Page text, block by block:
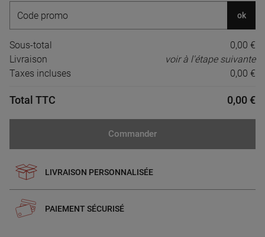
ok
Sous-total
0,00 €
Livraison
voir à l'étape suivante
Taxes incluses
0,00 €
Total TTC 0,00 €
Commander
LIVRAISON PERSONNALISÉE
PAIEMENT SÉCURISÉ